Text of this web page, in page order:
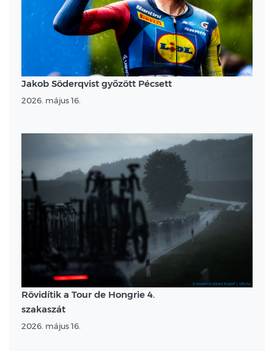
Jakob Söderqvist győzött Pécsett
2026. május 16.
Rövidítik a Tour de Hongrie 4.
szakaszát
2026. május 16.